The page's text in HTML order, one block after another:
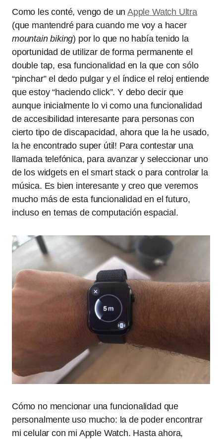
Como les conté, vengo de un Apple Watch Ultra
(que mantendré para cuando me voy a hacer
mountain biking) por lo que no había tenido la
oportunidad de utilizar de forma permanente el
double tap, esa funcionalidad en la que con sólo
“pinchar” el dedo pulgar y el índice el reloj entiende
que estoy “haciendo click”. Y debo decir que
aunque inicialmente lo vi como una funcionalidad
de accesibilidad interesante para personas con
cierto tipo de discapacidad, ahora que la he usado,
la he encontrado super útil! Para contestar una
llamada telefónica, para avanzar y seleccionar uno
de los widgets en el smart stack o para controlar la
música. Es bien interesante y creo que veremos
mucho más de esta funcionalidad en el futuro,
incluso en temas de computación espacial.
Cómo no mencionar una funcionalidad que
personalmente uso mucho: la de poder encontrar
mi celular con mi Apple Watch. Hasta ahora,